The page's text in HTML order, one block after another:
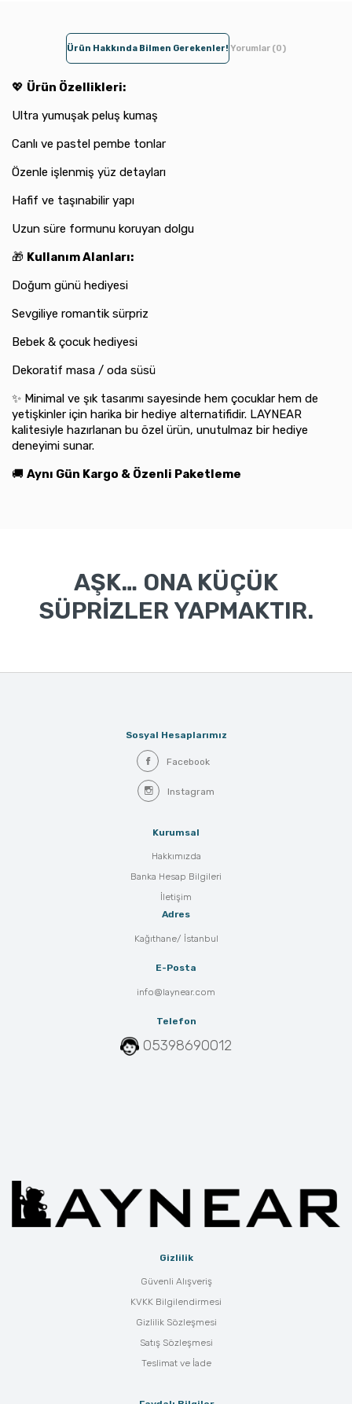
Ürün Hakkında Bilmen Gerekenler! Yorumlar (0)
💖 Ürün Özellikleri:
Ultra yumuşak peluş kumaş
Canlı ve pastel pembe tonlar
Özenle işlenmiş yüz detayları
Hafif ve taşınabilir yapı
Uzun süre formunu koruyan dolgu
🎁 Kullanım Alanları:
Doğum günü hediyesi
Sevgiliye romantik sürpriz
Bebek & çocuk hediyesi
Dekoratif masa / oda süsü
✨ Minimal ve şık tasarımı sayesinde hem çocuklar hem de
yetişkinler için harika bir hediye alternatifidir. LAYNEAR
kalitesiyle hazırlanan bu özel ürün, unutulmaz bir hediye
deneyimi sunar.
🚚 Aynı Gün Kargo & Özenli Paketleme
AŞK… ONA KÜÇÜK
SÜPRİZLER YAPMAKTIR.
Sosyal Hesaplarımız
Facebook
Instagram
Kurumsal
Hakkımızda
Banka Hesap Bilgileri
İletişim
Adres
Kağıthane/ İstanbul
E-Posta
info@laynear.com
Telefon
05398690012
Gizlilik
Güvenli Alışveriş
KVKK Bilgilendirmesi
Gizlilik Sözleşmesi
Satış Sözleşmesi
Teslimat ve İade